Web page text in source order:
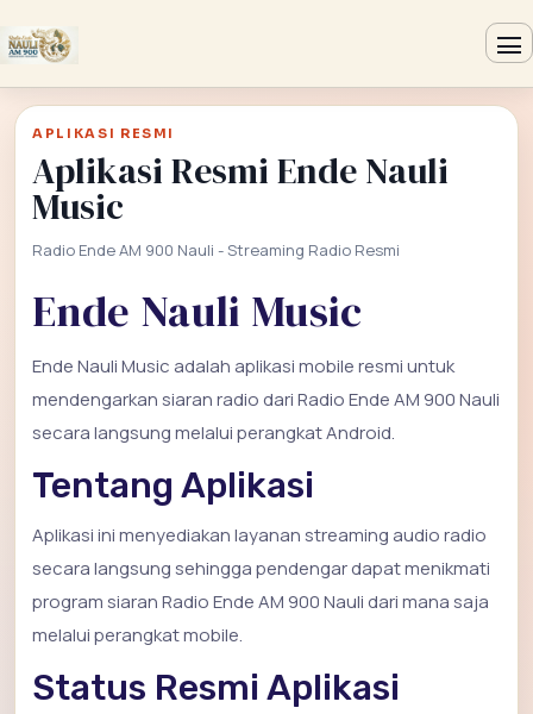
APLIKASI RESMI
Aplikasi Resmi Ende Nauli
Music
Radio Ende AM 900 Nauli - Streaming Radio Resmi
Ende Nauli Music
Ende Nauli Music adalah aplikasi mobile resmi untuk
mendengarkan siaran radio dari Radio Ende AM 900 Nauli
secara langsung melalui perangkat Android.
Tentang Aplikasi
Aplikasi ini menyediakan layanan streaming audio radio
secara langsung sehingga pendengar dapat menikmati
program siaran Radio Ende AM 900 Nauli dari mana saja
melalui perangkat mobile.
Status Resmi Aplikasi